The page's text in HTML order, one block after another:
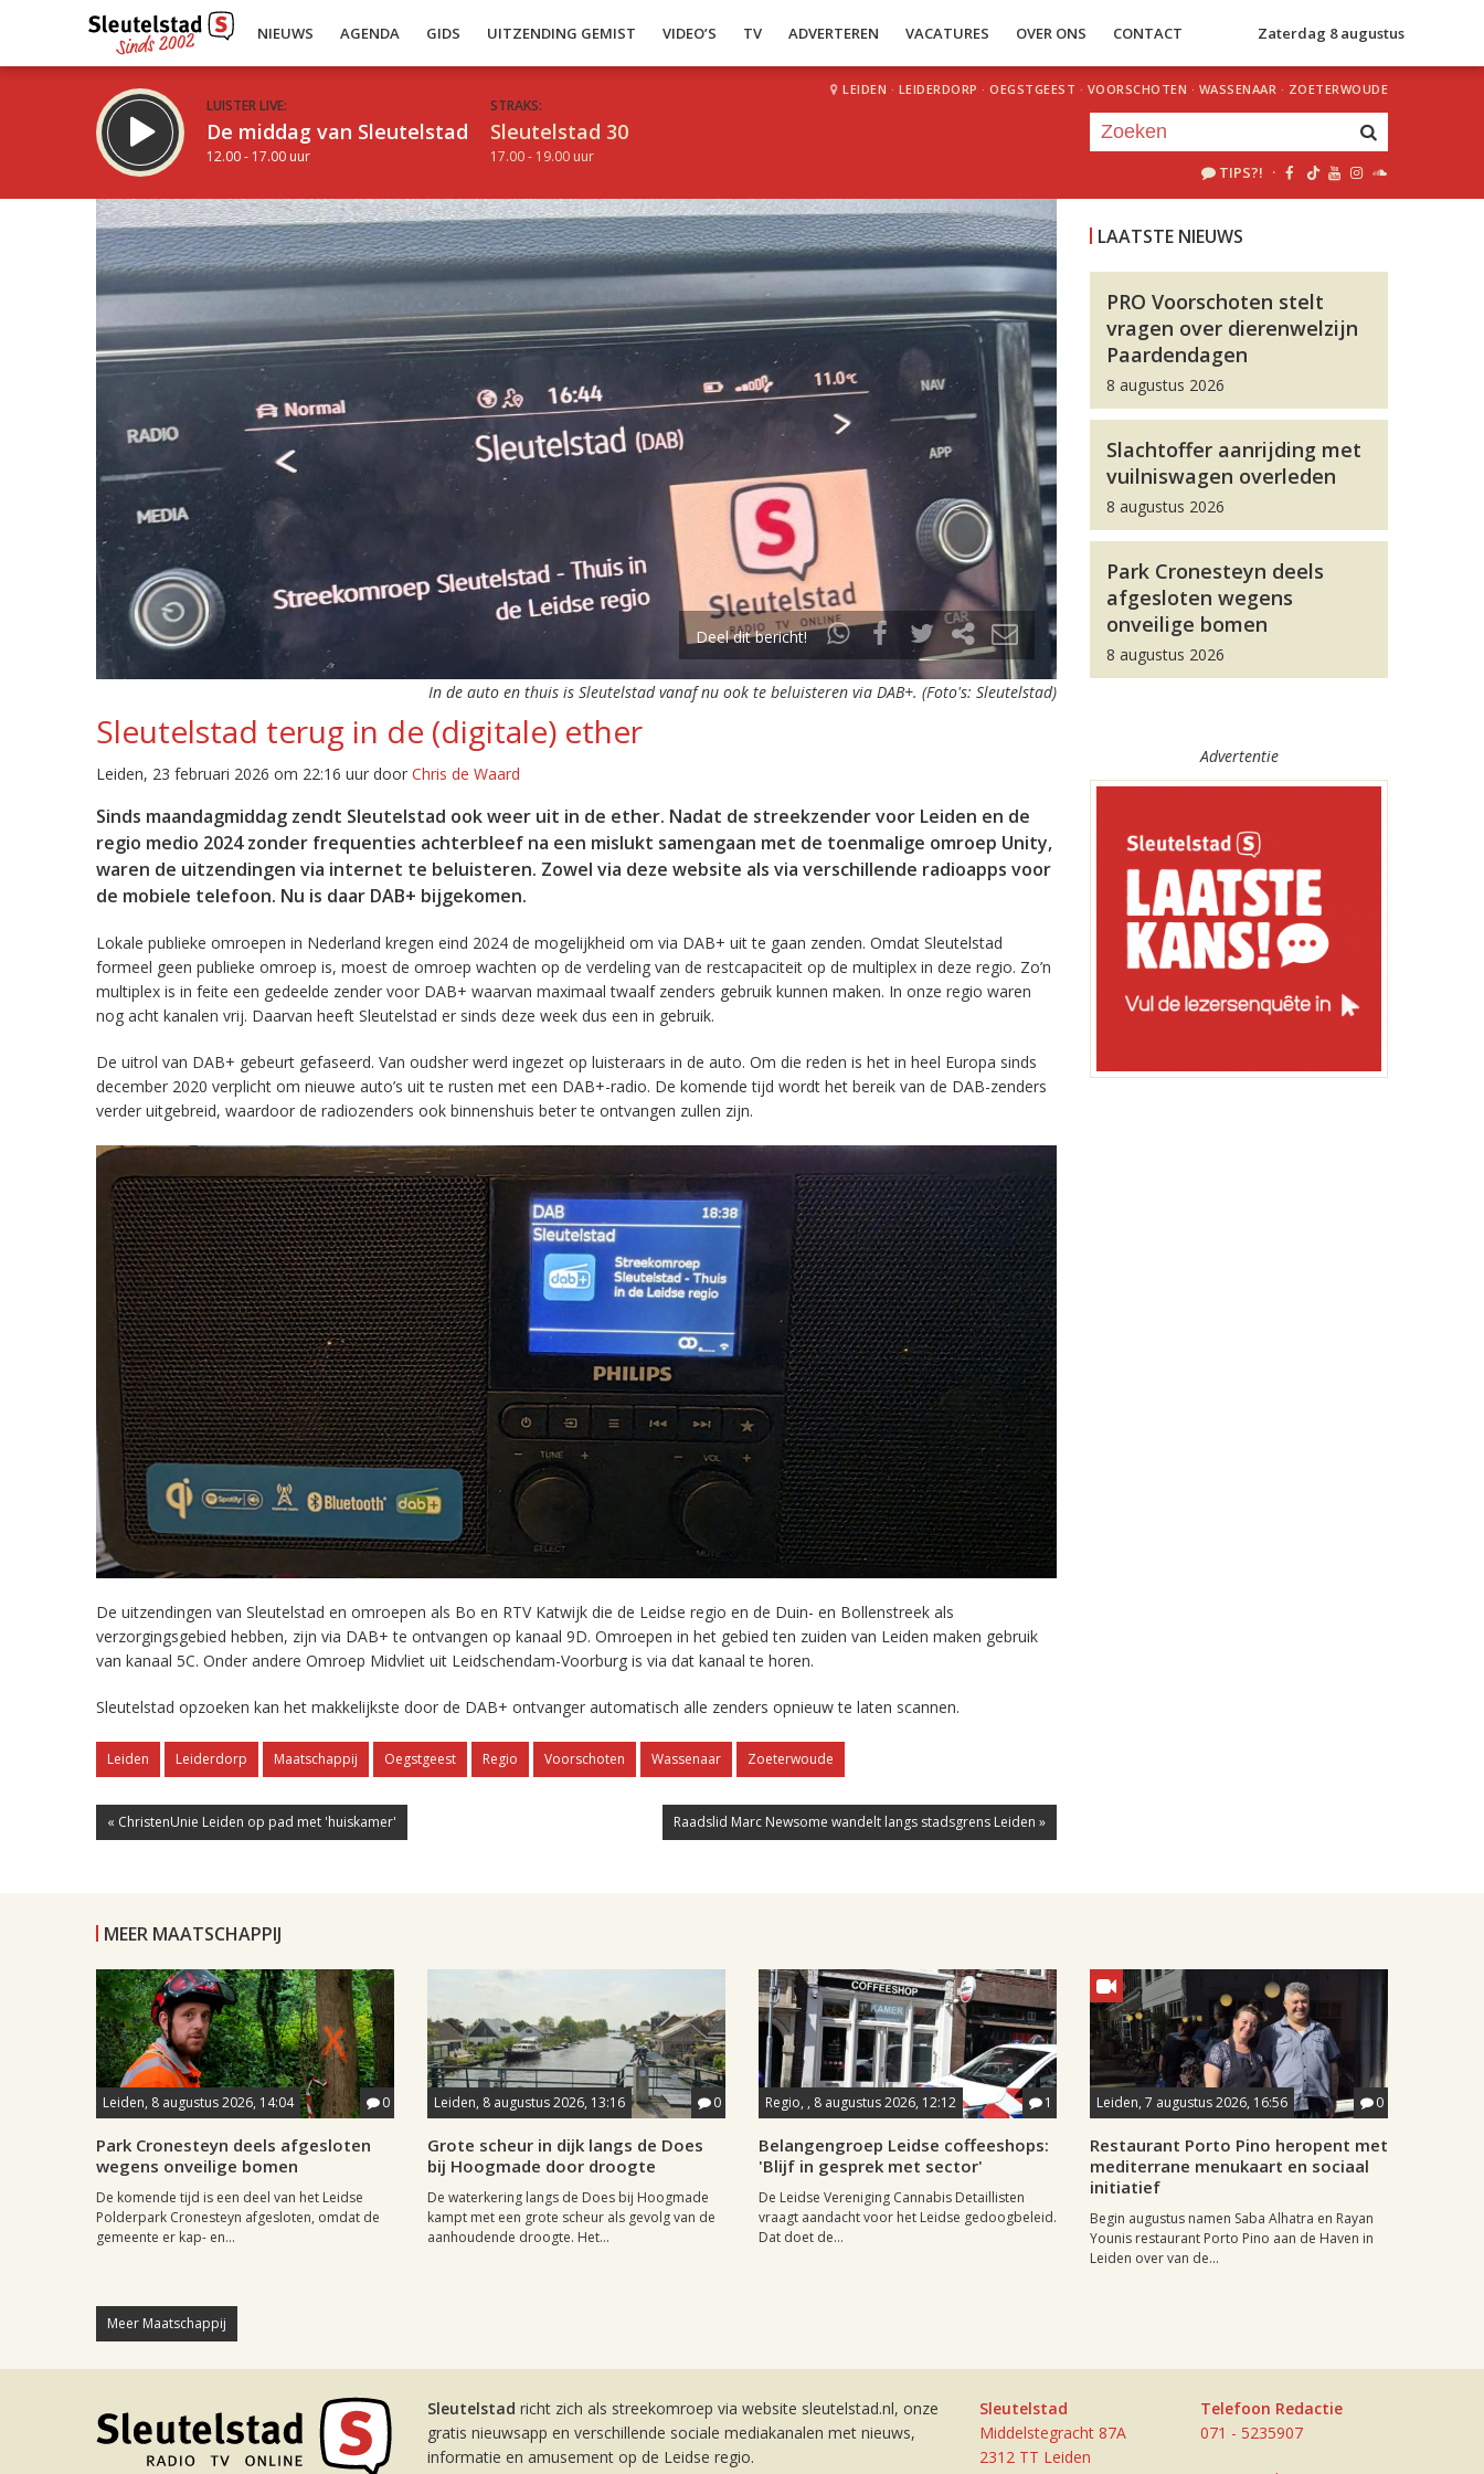
NIEUWS AGENDA GIDS UITZENDING GEMIST VIDEO’S TV ADVERTEREN VACATURES OVER ONS CONTACT Zaterdag 8 augustus
LUISTER LIVE:
De middag van Sleutelstad
12.00 - 17.00 uur
STRAKS:
Sleutelstad 30
17.00 - 19.00 uur
LEIDEN · LEIDERDORP · OEGSTGEEST · VOORSCHOTEN · WASSENAAR · ZOETERWOUDE
TIPS?! ·
Deel dit bericht!
In de auto en thuis is Sleutelstad vanaf nu ook te beluisteren via DAB+. (Foto's: Sleutelstad)
Sleutelstad terug in de (digitale) ether
Leiden, 23 februari 2026 om 22:16 uur door Chris de Waard
Sinds maandagmiddag zendt Sleutelstad ook weer uit in de ether. Nadat de streekzender voor Leiden en de
regio medio 2024 zonder frequenties achterbleef na een mislukt samengaan met de toenmalige omroep Unity,
waren de uitzendingen via internet te beluisteren. Zowel via deze website als via verschillende radioapps voor
de mobiele telefoon. Nu is daar DAB+ bijgekomen.
Lokale publieke omroepen in Nederland kregen eind 2024 de mogelijkheid om via DAB+ uit te gaan zenden. Omdat Sleutelstad
formeel geen publieke omroep is, moest de omroep wachten op de verdeling van de restcapaciteit op de multiplex in deze regio. Zo’n
multiplex is in feite een gedeelde zender voor DAB+ waarvan maximaal twaalf zenders gebruik kunnen maken. In onze regio waren
nog acht kanalen vrij. Daarvan heeft Sleutelstad er sinds deze week dus een in gebruik.
De uitrol van DAB+ gebeurt gefaseerd. Van oudsher werd ingezet op luisteraars in de auto. Om die reden is het in heel Europa sinds
december 2020 verplicht om nieuwe auto’s uit te rusten met een DAB+-radio. De komende tijd wordt het bereik van de DAB-zenders
verder uitgebreid, waardoor de radiozenders ook binnenshuis beter te ontvangen zullen zijn.
De uitzendingen van Sleutelstad en omroepen als Bo en RTV Katwijk die de Leidse regio en de Duin- en Bollenstreek als
verzorgingsgebied hebben, zijn via DAB+ te ontvangen op kanaal 9D. Omroepen in het gebied ten zuiden van Leiden maken gebruik
van kanaal 5C. Onder andere Omroep Midvliet uit Leidschendam-Voorburg is via dat kanaal te horen.
Sleutelstad opzoeken kan het makkelijkste door de DAB+ ontvanger automatisch alle zenders opnieuw te laten scannen.
Leiden Leiderdorp Maatschappij Oegstgeest Regio Voorschoten Wassenaar Zoeterwoude
« ChristenUnie Leiden op pad met 'huiskamer' Raadslid Marc Newsome wandelt langs stadsgrens Leiden »
LAATSTE NIEUWS
PRO Voorschoten stelt
vragen over dierenwelzijn
Paardendagen
8 augustus 2026
Slachtoffer aanrijding met
vuilniswagen overleden
8 augustus 2026
Park Cronesteyn deels
afgesloten wegens
onveilige bomen
8 augustus 2026
Advertentie
MEER MAATSCHAPPIJ
Leiden, 8 augustus 2026, 14:04 0
Park Cronesteyn deels afgesloten
wegens onveilige bomen
De komende tijd is een deel van het Leidse
Polderpark Cronesteyn afgesloten, omdat de
gemeente er kap- en...
Leiden, 8 augustus 2026, 13:16 0
Grote scheur in dijk langs de Does
bij Hoogmade door droogte
De waterkering langs de Does bij Hoogmade
kampt met een grote scheur als gevolg van de
aanhoudende droogte. Het...
Regio, , 8 augustus 2026, 12:12 1
Belangengroep Leidse coffeeshops:
'Blijf in gesprek met sector'
De Leidse Vereniging Cannabis Detaillisten
vraagt aandacht voor het Leidse gedoogbeleid.
Dat doet de...
Leiden, 7 augustus 2026, 16:56 0
Restaurant Porto Pino heropent met
mediterrane menukaart en sociaal
initiatief
Begin augustus namen Saba Alhatra en Rayan
Younis restaurant Porto Pino aan de Haven in
Leiden over van de...
Meer Maatschappij
Sleutelstad richt zich als streekomroep via website sleutelstad.nl, onze
gratis nieuwsapp en verschillende sociale mediakanalen met nieuws,
informatie en amusement op de Leidse regio.
Sleutelstad
Middelstegracht 87A
2312 TT Leiden
Telefoon Redactie
071 - 5235907